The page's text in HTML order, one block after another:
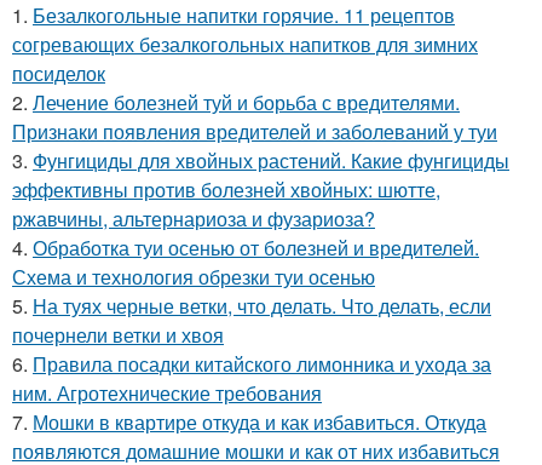
1. Безалкогольные напитки горячие. 11 рецептов
согревающих безалкогольных напитков для зимних
посиделок
2. Лечение болезней туй и борьба с вредителями.
Признаки появления вредителей и заболеваний у туи
3. Фунгициды для хвойных растений. Какие фунгициды
эффективны против болезней хвойных: шютте,
ржавчины, альтернариоза и фузариоза?
4. Обработка туи осенью от болезней и вредителей.
Схема и технология обрезки туи осенью
5. На туях черные ветки, что делать. Что делать, если
почернели ветки и хвоя
6. Правила посадки китайского лимонника и ухода за
ним. Агротехнические требования
7. Мошки в квартире откуда и как избавиться. Откуда
появляются домашние мошки и как от них избавиться